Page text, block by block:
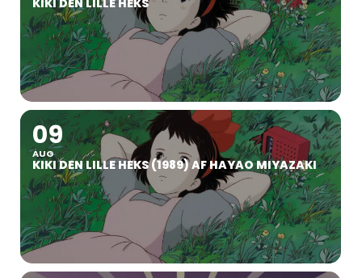
09
AUG
KIKI DEN LILLE HEKS (1989) AF HAYAO MIYAZAKI